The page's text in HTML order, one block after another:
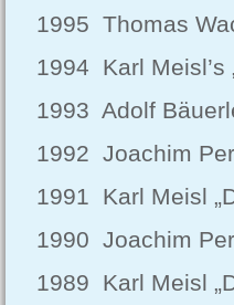
1995 Thomas
1994 Karl Meisl’s
1993 Adolf
1992 Joachim
1991 Karl Meisl
1990 Joachim
1989 Karl Meisl